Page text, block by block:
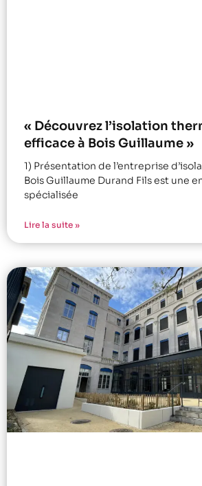
« Découvrez l’isolation
efficace à Bois Guillaume »
1) Présentation de l’entreprise
Bois Guillaume Durand Fils est une
spécialisée
Lire la suite »